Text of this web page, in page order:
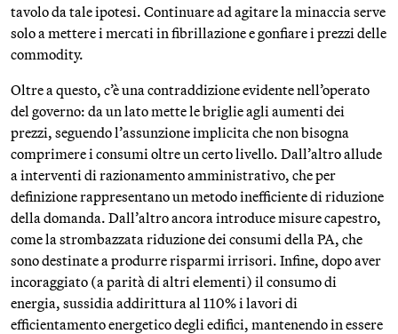
tavolo da tale ipotesi. Continuare ad agitare la minaccia serve
solo a mettere i mercati in fibrillazione e gonfiare i prezzi delle
commodity.
Oltre a questo, c’è una contraddizione evidente nell’operato
del governo: da un lato mette le briglie agli aumenti dei
prezzi, seguendo l’assunzione implicita che non bisogna
comprimere i consumi oltre un certo livello. Dall’altro allude
a interventi di razionamento amministrativo, che per
definizione rappresentano un metodo inefficiente di riduzione
della domanda. Dall’altro ancora introduce misure capestro,
come la strombazzata riduzione dei consumi della PA, che
sono destinate a produrre risparmi irrisori. Infine, dopo aver
incoraggiato (a parità di altri elementi) il consumo di
energia, sussidia addirittura al 110% i lavori di
efficientamento energetico degli edifici, mantenendo in essere